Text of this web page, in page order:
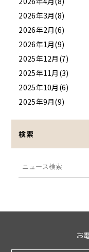
2026年3月(8)
2026年2月(6)
2026年1月(9)
2025年12月(7)
2025年11月(3)
2025年10月(6)
2025年9月(9)
検索
お